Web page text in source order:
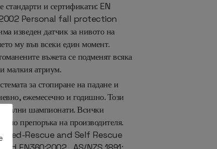
стандарти и сертификати: EN
Personal fall protection
датчик за нивото на
му във всеки един момент.
въжета се подменят всяка
малкия атриум.
за стопиране на падане и
ежемесечно и годишно. Този
шампионати. Всички
по препоръка на производителя.
Rescue and Self Rescue